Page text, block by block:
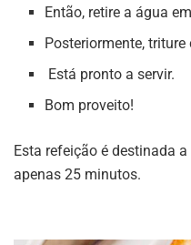
Então, retire a água
Posteriormente,
Está pronto a servir.
Bom proveito!
Esta refeição é destinada
apenas 25 minutos.